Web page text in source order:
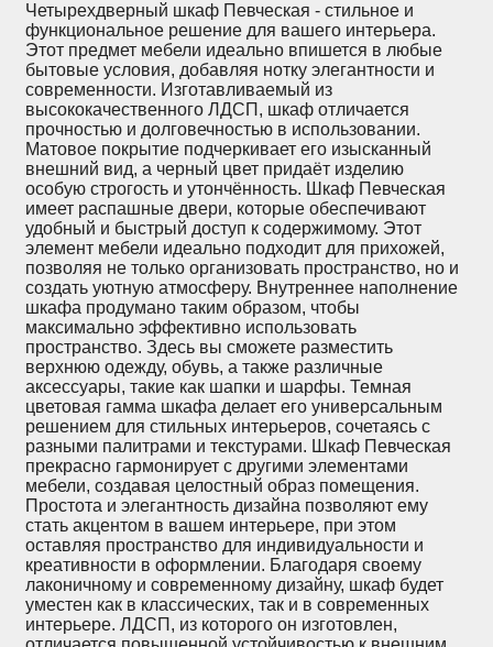
Четырехдверный шкаф Певческая - стильное и
функциональное решение для вашего интерьера.
Этот предмет мебели идеально впишется в любые
бытовые условия, добавляя нотку элегантности и
современности. Изготавливаемый из
высококачественного ЛДСП, шкаф отличается
прочностью и долговечностью в использовании.
Матовое покрытие подчеркивает его изысканный
внешний вид, а черный цвет придаёт изделию
особую строгость и утончённость. Шкаф Певческая
имеет распашные двери, которые обеспечивают
удобный и быстрый доступ к содержимому. Этот
элемент мебели идеально подходит для прихожей,
позволяя не только организовать пространство, но и
создать уютную атмосферу. Внутреннее наполнение
шкафа продумано таким образом, чтобы
максимально эффективно использовать
пространство. Здесь вы сможете разместить
верхнюю одежду, обувь, а также различные
аксессуары, такие как шапки и шарфы. Темная
цветовая гамма шкафа делает его универсальным
решением для стильных интерьеров, сочетаясь с
разными палитрами и текстурами. Шкаф Певческая
прекрасно гармонирует с другими элементами
мебели, создавая целостный образ помещения.
Простота и элегантность дизайна позволяют ему
стать акцентом в вашем интерьере, при этом
оставляя пространство для индивидуальности и
креативности в оформлении. Благодаря своему
лаконичному и современному дизайну, шкаф будет
уместен как в классических, так и в современных
интерьере. ЛДСП, из которого он изготовлен,